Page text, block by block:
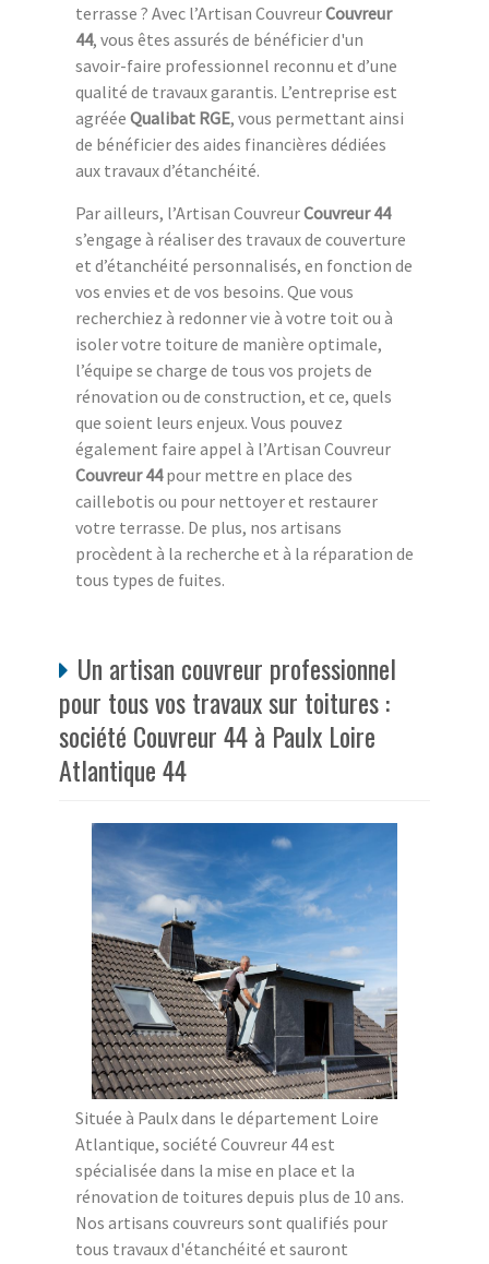
terrasse ? Avec l’Artisan CouvreurCouvreur
44, vous êtes assurés de bénéficier d'un
savoir-faire professionnel reconnu et d’une
qualité de travaux garantis. L’entreprise est
agréée Qualibat RGE, vous permettant ainsi
de bénéficier des aides financières dédiées
aux travaux d’étanchéité.
Par ailleurs, l’Artisan CouvreurCouvreur 44
s’engage à réaliser des travaux de couverture
et d’étanchéité personnalisés, en fonction de
vos envies et de vos besoins. Que vous
recherchiez à redonner vie à votre toit ou à
isoler votre toiture de manière optimale,
l’équipe se charge de tous vos projets de
rénovation ou de construction, et ce, quels
que soient leurs enjeux. Vous pouvez
également faire appel à l’Artisan Couvreur
Couvreur 44pour mettre en place des
caillebotis ou pour nettoyer et restaurer
votre terrasse. De plus, nos artisans
procèdent à la recherche et à la réparation de
tous types de fuites.
Un artisan couvreur professionnel
pour tous vos travaux sur toitures :
société Couvreur 44 à Paulx Loire
Atlantique 44
Située à Paulx dans le département Loire
Atlantique, société Couvreur 44 est
spécialisée dans la mise en place et la
rénovation de toitures depuis plus de 10 ans.
Nos artisans couvreurs sont qualifiés pour
tous travaux d'étanchéité et sauront